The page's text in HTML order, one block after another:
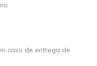
caso de entrega de